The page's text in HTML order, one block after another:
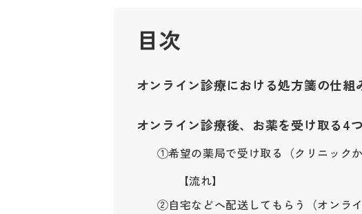
目次
オンライン診療における処方箋の仕組
オンライン診療後、お薬を受け取る4
①希望の薬局で受け取る（クリニックか
【流れ】
②自宅などへ配送してもらう（オンライ